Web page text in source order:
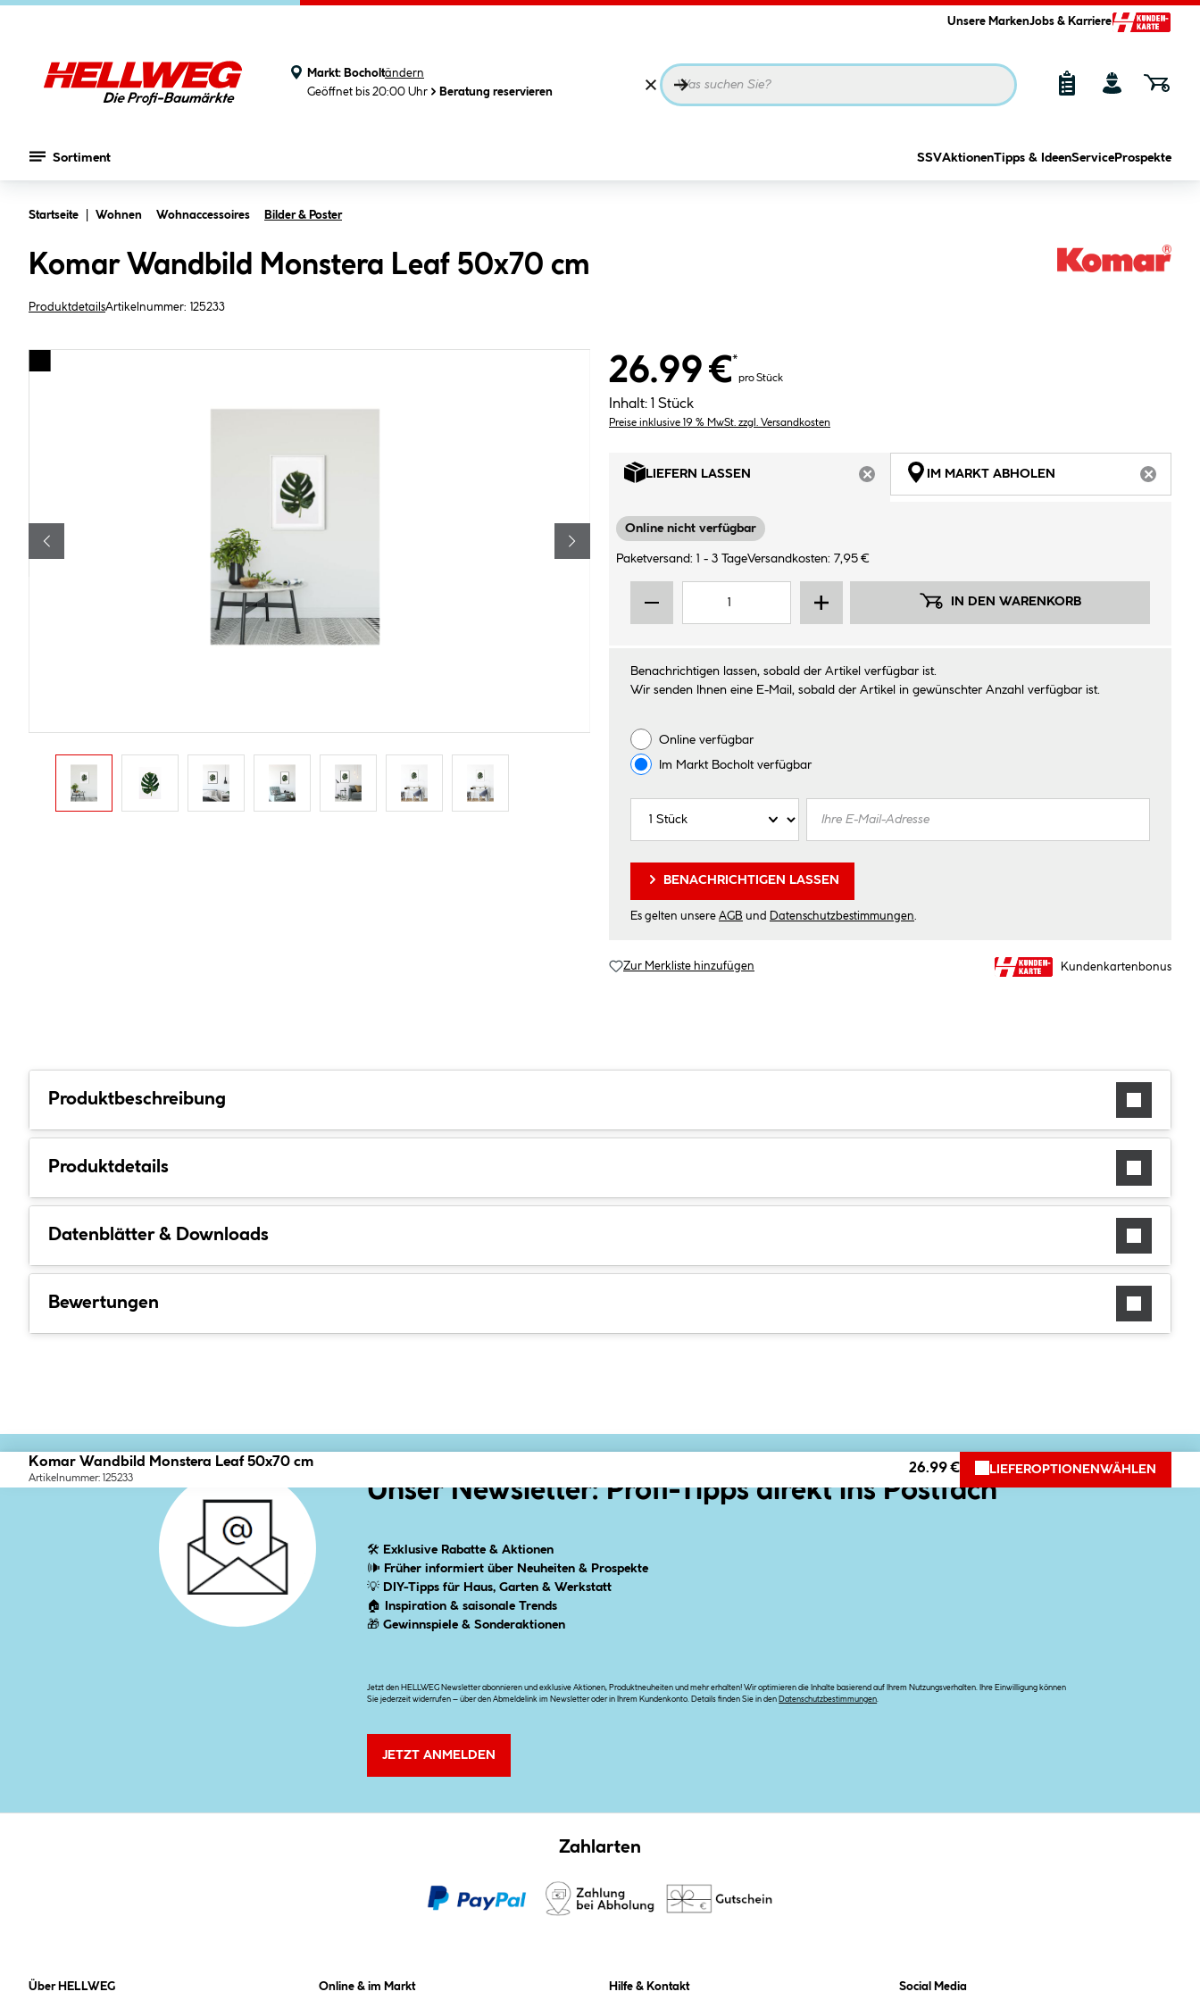
Unsere MarkenJobs & Karriere
Markt: Bocholtändern
Geöffnet bis 20:00 Uhr
Beratung reservieren
Sortiment SSVAktionenTipps & IdeenService Prospekte
Startseite Wohnen Wohnaccessoires Bilder & Poster
Komar Wandbild Monstera Leaf 50x70 cm
ProduktdetailsArtikelnummer: 125233
26.99 €*
pro Stück
Inhalt: 1 Stück
Preise inklusive 19 % MwSt. zzgl. Versandkosten
LIEFERN LASSEN
ARTIKEL NICHT VERFÜGBAR
IM MARKT ABHOLEN
Online nicht verfügbar
Paketversand: 1 - 3 TageVersandkosten: 7,95 €
IN DEN WARENKORB
Benachrichtigen lassen, sobald der Artikel verfügbar ist.
Wir senden Ihnen eine E-Mail, sobald der Artikel in gewünschter Anzahl verfügbar ist.
Online verfügbar
Im Markt Bocholtverfügbar
BENACHRICHTIGEN LASSEN
Es gelten unsere AGB und Datenschutzbestimmungen
Zur Merkliste hinzufügen Kundenkartenbonus
Produktbeschreibung
Produktdetails
Datenblätter & Downloads
Bewertungen
Komar Wandbild Monstera Leaf 50x70 cm
Artikelnummer: 125233
26.99 € LIEFEROPTIONEN WÄHLEN
Unser Newsletter: Profi-Tipps direkt ins Postfach
🛠 Exklusive Rabatte & Aktionen
🕪 Früher informiert über Neuheiten & Prospekte
💡 DIY-Tipps für Haus, Garten & Werkstatt
🏠
Inspiration & saisonale Trends
🎁Gewinnspiele & Sonderaktionen
Jetzt den HELLWEG Newsletter abonnieren und exklusive Aktionen, Produktneuheiten und mehr erhalten! Wir optimieren die Inhalte basierend auf Ihrem Nutzungsverhalten. Ihre Einwilligung können
Sie jederzeit widerrufen – über den Abmeldelink im Newsletter oder in Ihrem Kundenkonto. Details finden Sie in den Datenschutzbestimmungen
JETZT ANMELDEN
Zahlarten
Über HELLWEG Online & im Markt Hilfe & Kontakt Social Media